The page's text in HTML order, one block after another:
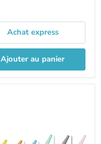
Achat express
Ajouter au panier